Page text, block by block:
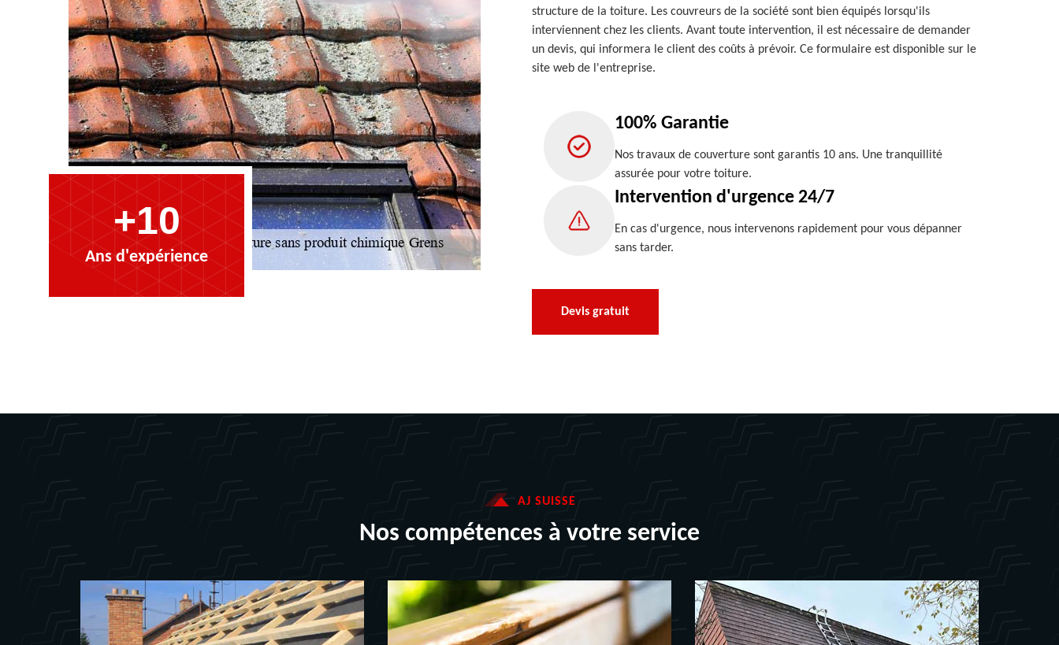
+10
Ans d'expérience
structure de la toiture. Les couvreurs de la société sont bien équipés lorsqu'ils
interviennent chez les clients. Avant toute intervention, il est nécessaire de demander
un devis, qui informera le client des coûts à prévoir. Ce formulaire est disponible sur le
site web de l'entreprise.
100% Garantie
Nos travaux de couverture sont garantis 10 ans. Une tranquillité
assurée pour votre toiture.
Intervention d'urgence 24/7
En cas d'urgence, nous intervenons rapidement pour vous dépanner
sans tarder.
Devis gratuit
AJ SUISSE
Nos compétences à votre service